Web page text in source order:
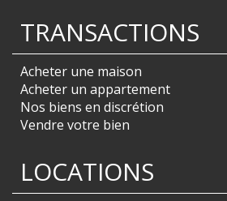
TRANSACTIONS
Acheter une maison
Acheter un appartement
Nos biens en discrétion
Vendre votre bien
LOCATIONS